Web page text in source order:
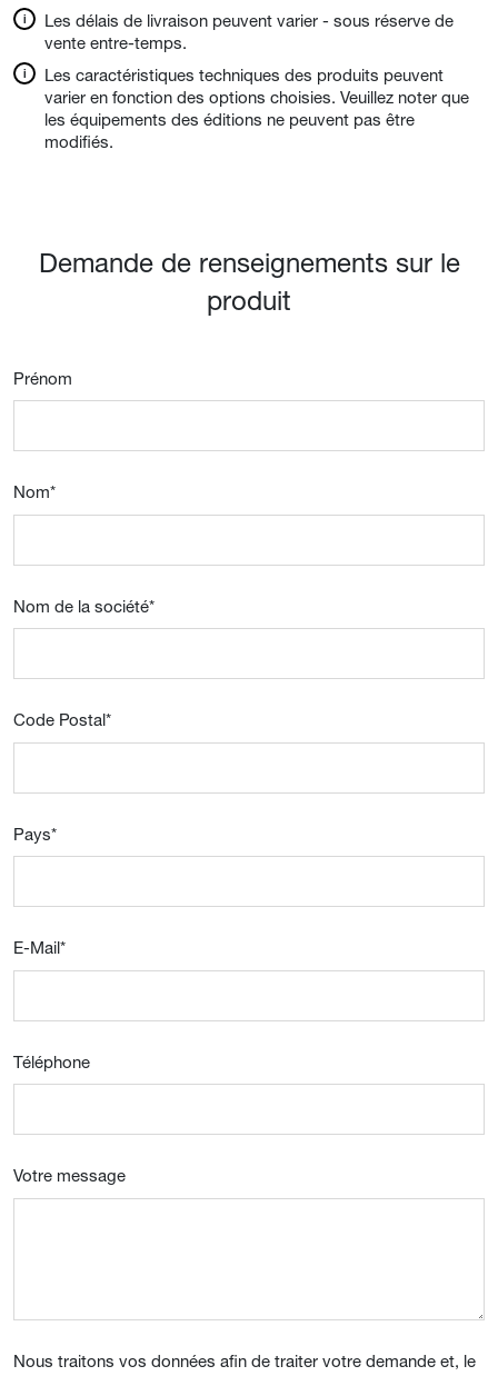
Les délais de livraison peuvent varier - sous réserve de
vente entre-temps.
Les caractéristiques techniques des produits peuvent
varier en fonction des options choisies. Veuillez noter que
les équipements des éditions ne peuvent pas être
modifiés.
Demande de renseignements sur le
produit
Prénom
Nom*
Nom de la société*
Code Postal*
Pays*
E-Mail*
Téléphone
Votre message
Nous traitons vos données afin de traiter votre demande et, le